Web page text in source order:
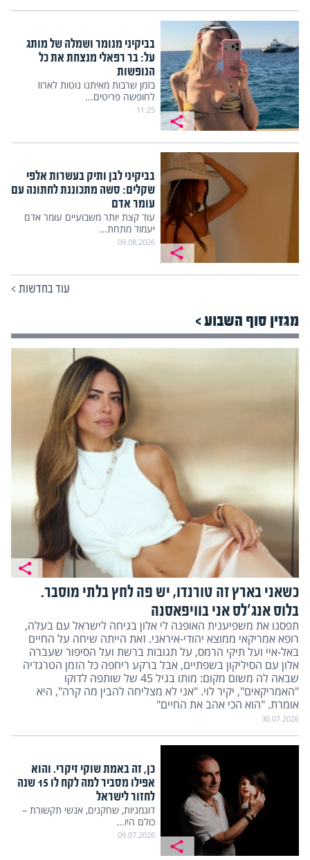
בביקיני מנומר ושמלה של מותג
על: בר רפאלי מנצחת את כל
הנופשות
בזמן שרבות מאיתנו נוטות לארוז
לחופשה פריטים...
11:25
בביקיני לבן ותיק בעשרות אלפי
שקלים: סשה מתכוננת לחתונה עם
עומר אדם
עוד קצת יותר משבועיים עומר אדם
יעמוד מתחת...
09.08.2026
עוד בחדשות>
מגזין סוף השבוע >
כשאני בארץ זה טורנדו, יש פה לחץ בלתי מוסבר.
בלוס אנג'לס אני בוויפאסנה
תפסנו את משפיענית האופנה לי אלון בגיחה לישראל עם בעלה,
רופא אמריקאי ממוצא יהודי-איראני. זאת הייתה שיחה על החיים
באל-איי ועל תיקי הרמס, על תגובות ברשת ועל הסיפור שעברה
אלון עם הסיליקון בשפתיים, אבל ברקע ריחפה כל הזמן הטרגדיה
שבאה לה משום מקום: מותו בגיל 45 של שותפה לדוקו
"האמריקאים", יקיר לוי. "אני לא מצליחה להבין מה קרה", היא
אומרת. "הוא הכי אהב את החיים"
30.07.2026
כן, זה באמת שוקי זיקרי. והוא
אפילו מסביר למה לקח לו 15 שנה
לחזור לישראל
דוגמניות, שחקנים, אנשי תקשורת –
כולם היו...
09.07.2026